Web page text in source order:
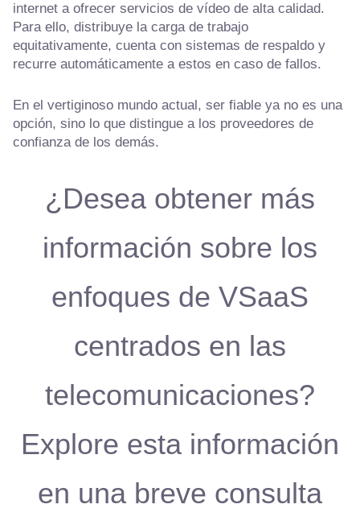
internet a ofrecer servicios de vídeo de alta calidad.
Para ello, distribuye la carga de trabajo
equitativamente, cuenta con sistemas de respaldo y
recurre automáticamente a estos en caso de fallos.
En el vertiginoso mundo actual, ser fiable ya no es una
opción, sino lo que distingue a los proveedores de
confianza de los demás.
¿Desea obtener más
información sobre los
enfoques de VSaaS
centrados en las
telecomunicaciones?
Explore esta información
en una breve consulta